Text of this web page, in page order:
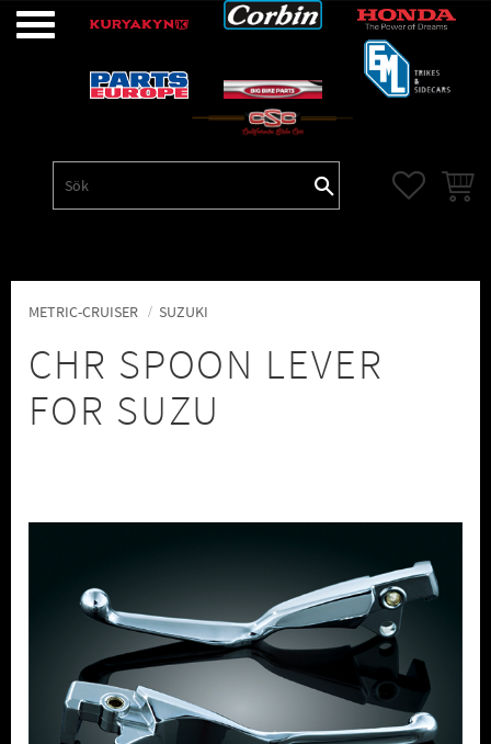
METRIC-CRUISER SUZUKI
CHR SPOON LEVER
FOR SUZU